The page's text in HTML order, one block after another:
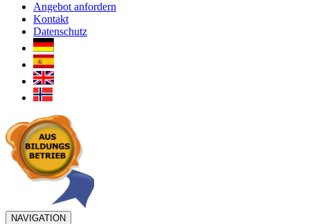
Angebot anfordern
Kontakt
Datenschutz
NAVIGATION